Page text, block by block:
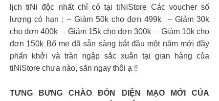
lịch tiNi độc nhất chỉ có tại tiNiStore​ Các voucher số
lượng có hạn :​ – Giảm 50k cho đơn 499k ​ – Giảm 30k
cho đơn 400k ​ – Giảm 15k cho đơn 300k ​ – Giảm 10k cho
đơn 150k​ Bố mẹ đã sẵn sàng bắt đầu một năm mới đầy
phấn khởi và tràn ngập sắc xuân tại gian hàng của
tiNiStore chưa nào, săn ngay thôi ạ !! ​
️TƯNG BƯNG CHÀO ĐÓN DIỆN MẠO MỚI CỦA